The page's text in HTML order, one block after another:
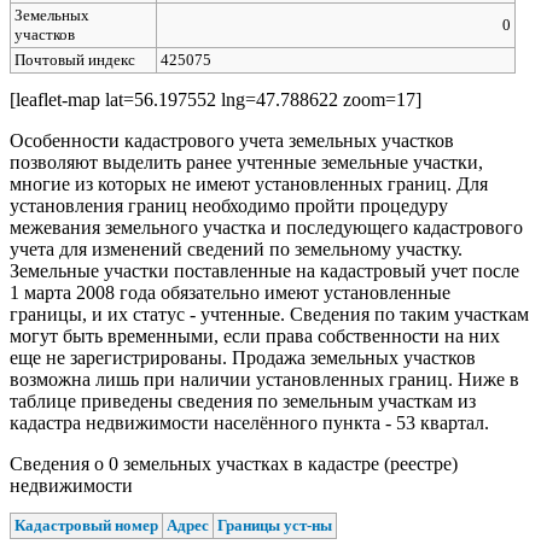
Земельных
участков
0
Почтовый индекс
425075
[leaflet-map lat=56.197552 lng=47.788622 zoom=17]
Особенности кадастрового учета земельных участков
позволяют выделить ранее учтенные земельные участки,
многие из которых не имеют установленных границ. Для
установления границ необходимо пройти процедуру
межевания земельного участка и последующего кадастрового
учета для изменений сведений по земельному участку.
Земельные участки поставленные на кадастровый учет после
1 марта 2008 года обязательно имеют установленные
границы, и их статус - учтенные. Сведения по таким участкам
могут быть временными, если права собственности на них
еще не зарегистрированы. Продажа земельных участков
возможна лишь при наличии установленных границ. Ниже в
таблице приведены сведения по земельным участкам из
кадастра недвижимости населённого пункта - 53 квартал.
Сведения о 0 земельных участках в кадастре (реестре)
недвижимости
Кадастровый номер Адрес Границы уст-ны